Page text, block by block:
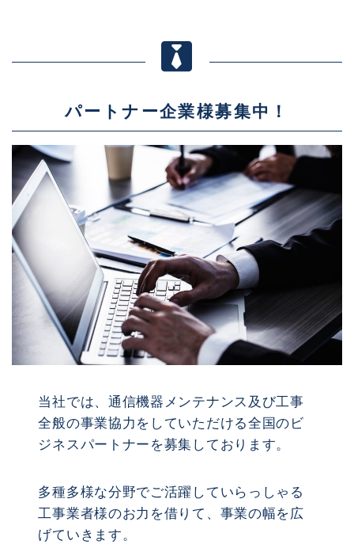
パートナー企業様募集中！
当社では、通信機器メンテナンス及び工事
全般の事業協力をしていただける全国のビ
ジネスパートナーを募集しております。
多種多様な分野でご活躍していらっしゃる
工事業者様のお力を借りて、事業の幅を広
げていきます。